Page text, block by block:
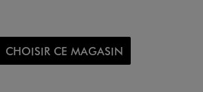
CHOISIR CE MAGASIN